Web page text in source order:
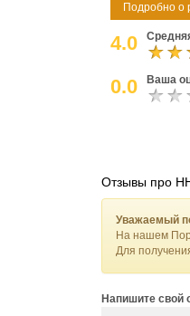
Подробно о
4.0
0.0 Ваша
Отзывы про
Уважаемый
На нашем
Для
Напишите свой